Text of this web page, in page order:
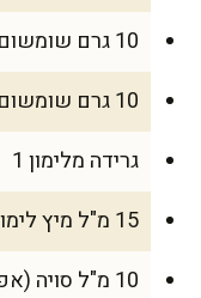
10 גרם שומשום לבן
10 גרם שומשום שחור (או עוד לבן)
גרידה מלימון 1
15 מ"ל מיץ לימון טרי
10 מ"ל סויה (אפשר ללא גלוטן)